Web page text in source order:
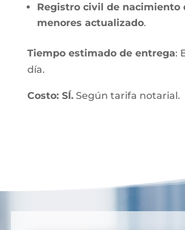
Registro civil de nacimiento
menores actualizado.
Tiempo estimado de entrega:
día.
Costo: SÍ.Según tarifa notarial.